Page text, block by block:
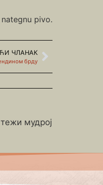
pivo.
ЧЛАНАК
брду
мудрој